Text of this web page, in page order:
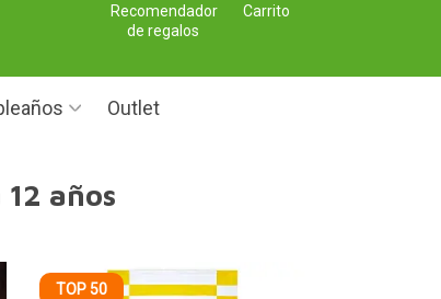
Carrito
Recomendador
de regalos
Outlet
años
TOP 50